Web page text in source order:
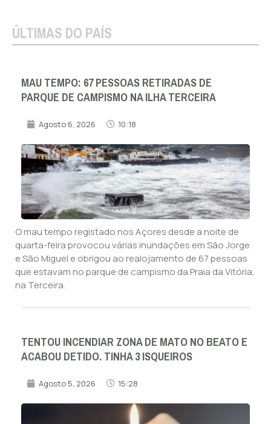
ÚLTIMAS DO PAÍS
MAU TEMPO: 67 PESSOAS RETIRADAS DE
PARQUE DE CAMPISMO NA ILHA TERCEIRA
Agosto 6, 2026 10:18
O mau tempo registado nos Açores desde a noite de
quarta-feira provocou várias inundações em São Jorge
e São Miguel e obrigou ao realojamento de 67 pessoas
que estavam no parque de campismo da Praia da Vitória,
na Terceira.
TENTOU INCENDIAR ZONA DE MATO NO BEATO E
ACABOU DETIDO. TINHA 3 ISQUEIROS
Agosto 5, 2026 15:28